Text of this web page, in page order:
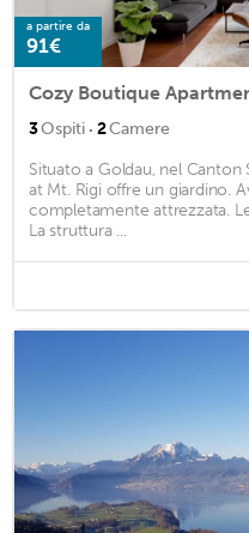
a partire da
91€
Cozy Boutique
3Ospiti · 2Camere
Situato a Goldau, nel
at Mt. Rigi offre un giardino.
completamente attrezzata.
La struttura ...